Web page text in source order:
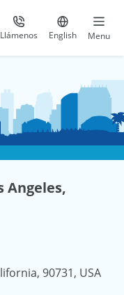
Llámenos
al 800-441-5533
Ir al sitio
English Menu
Angeles,
90731, USA